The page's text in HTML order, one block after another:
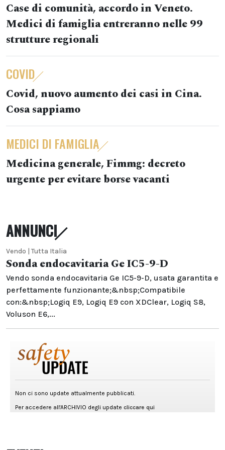
Case di comunità, accordo in Veneto.
Medici di famiglia entreranno nelle 99
strutture regionali
COVID
Covid, nuovo aumento dei casi in Cina.
Cosa sappiamo
MEDICI DI FAMIGLIA
Medicina generale, Fimmg: decreto
urgente per evitare borse vacanti
ANNUNCI
Vendo | Tutta Italia
Sonda endocavitaria Ge IC5-9-D
Vendo sonda endocavitaria Ge IC5-9-D, usata garantita e
perfettamente funzionante;&nbsp;Compatibile
con:&nbsp;Logiq E9, Logiq E9 con XDClear, Logiq S8,
Voluson E6,...